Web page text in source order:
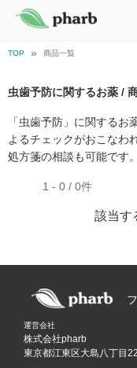
TOP 商品一覧
虫歯予防に関するお薬 /
1 - 0 / 0件
「虫歯予防」に関する
よるチェックがおこなわ
処方箋の相談も可能です。
該当す
運営会社
株式会社pharb
東京都江東区大島八丁目